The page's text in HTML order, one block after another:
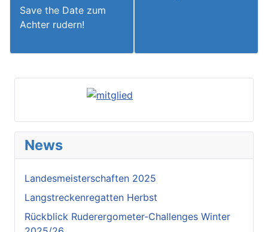
News
Landesmeisterschaften 2025
Langstreckenregatten Herbst
Rückblick Ruderergometer-Challenges Winter
Save the Date zum
Achter rudern!